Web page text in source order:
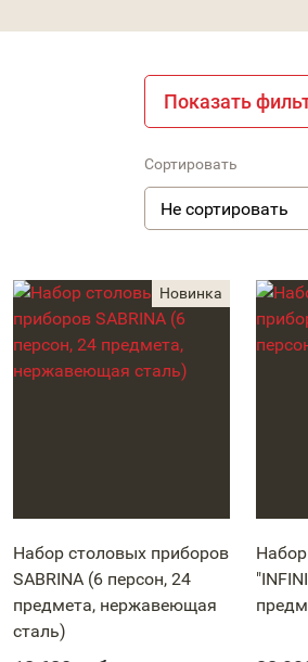
Набор столовых приборов
SABRINA (6 персон, 24
предмета, нержавеющая
сталь)
Показать
Сортировать